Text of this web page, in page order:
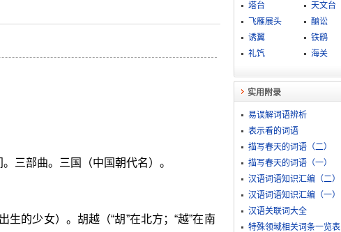
三部曲。三国（中国朝代名）。
的少女）。胡越（“胡”在北方；“越”在南
塔台
天文台
飞雁展头
酗讼
诱翼
铁鹞
礼饩
海关
实用附录
易误解词语辨析
表示看的词语
描写春天的词语（二）
描写春天的词语（一）
汉语词语知识汇编（二）
汉语词语知识汇编（一）
汉语关联词大全
特殊领域相关词条一览表